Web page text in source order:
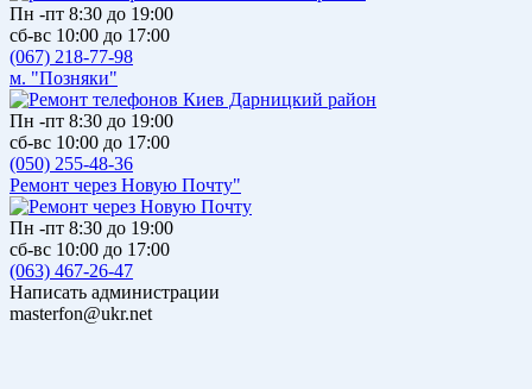
Пн -пт 8:30 до 19:00
сб-вс 10:00 до 17:00
(067) 218-77-98
м. "Позняки"
Пн -пт 8:30 до 19:00
сб-вс 10:00 до 17:00
(050) 255-48-36
Ремонт через Новую Почту"
Пн -пт 8:30 до 19:00
сб-вс 10:00 до 17:00
(063) 467-26-47
Написать администрации
masterfon@ukr.net